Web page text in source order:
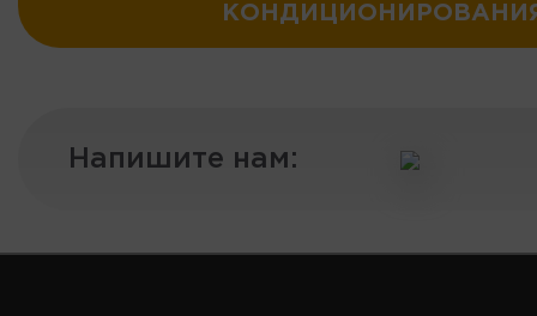
Напишите нам: